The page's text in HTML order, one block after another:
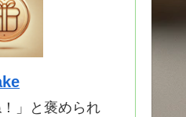
！」と褒められ